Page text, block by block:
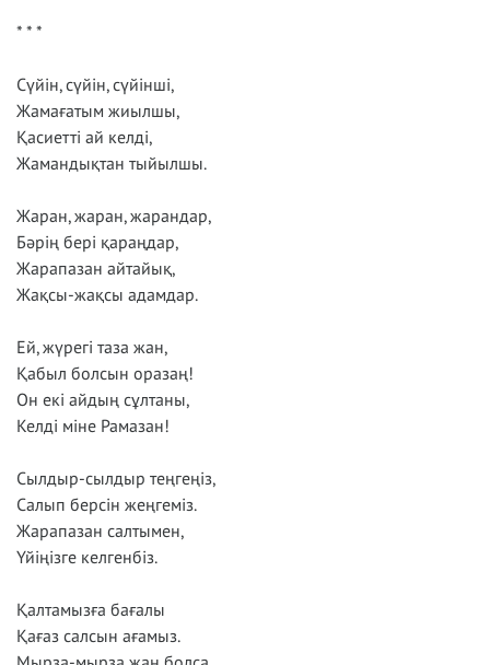
* * *
Сүйін, сүйін, сүйінші,
Жамағатым жиылшы,
Қасиетті ай келді,
Жамандықтан тыйылшы.
Жаран, жаран, жарандар,
Бәрің бері қараңдар,
Жарапазан айтайық,
Жақсы-жақсы адамдар.
Ей, жүрегі таза жан,
Қабыл болсын оразаң!
Он екі айдың сұлтаны,
Келді міне Рамазан!
Сылдыр-сылдыр теңгеңіз,
Салып берсін жеңгеміз.
Жарапазан салтымен,
Үйіңізге келгенбіз.
Қалтамызға бағалы
Қағаз салсын ағамыз.